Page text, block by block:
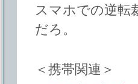
スマホでの逆転
だろ。
＜携帯関連＞